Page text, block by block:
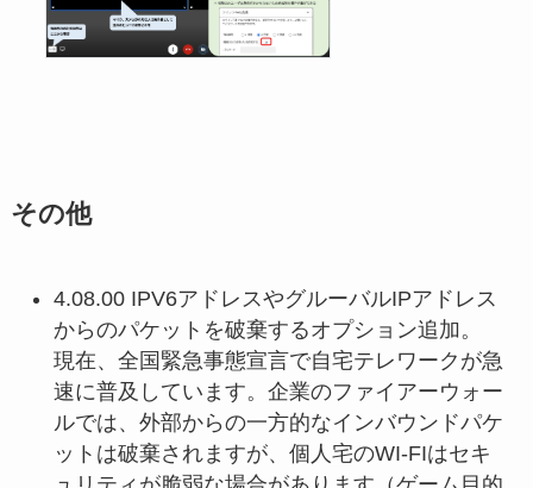
その他
4.08.00 IPV6アドレスやグルーバルIPアドレス
からのパケットを破棄するオプション追加。
現在、全国緊急事態宣言で自宅テレワークが急
速に普及しています。企業のファイアーウォー
ルでは、外部からの一方的なインバウンドパケ
ットは破棄されますが、個人宅のWI-FIはセキ